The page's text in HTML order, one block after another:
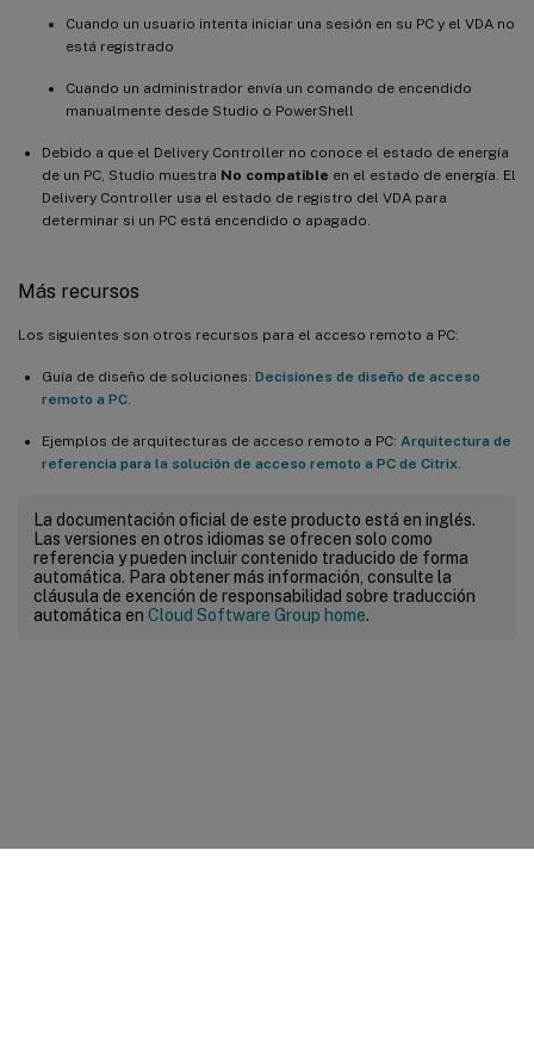
Cuando un usuario intenta iniciar una sesión en su PC y el VDA no
está registrado
Cuando un administrador envía un comando de encendido
manualmente desde Studio o PowerShell
Debido a que el Delivery Controller no conoce el estado de energía
de un PC, Studio muestra No compatible en el estado de energía. El
Delivery Controller usa el estado de registro del VDA para
determinar si un PC está encendido o apagado.
Más recursos
Los siguientes son otros recursos para el acceso remoto a PC:
Guía de diseño de soluciones: Decisiones de diseño de acceso
remoto a PC.
Ejemplos de arquitecturas de acceso remoto a PC: Arquitectura de
referencia para la solución de acceso remoto a PC de Citrix.
La documentación oficial de este producto está en inglés.
Las versiones en otros idiomas se ofrecen solo como
referencia y pueden incluir contenido traducido de forma
automática. Para obtener más información, consulte la
cláusula de exención de responsabilidad sobre traducción
automática en Cloud Software Group home.